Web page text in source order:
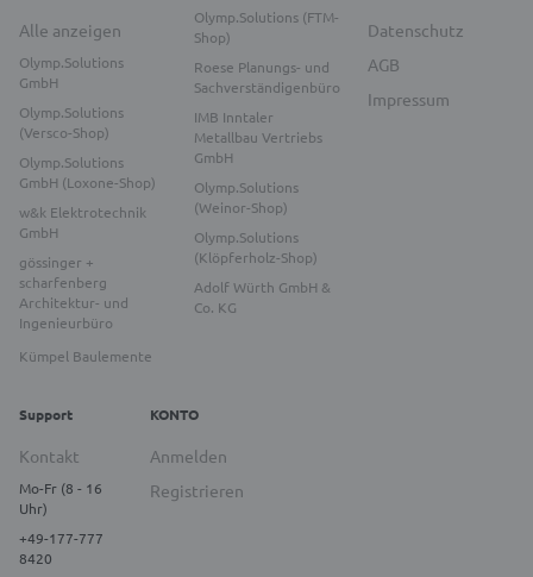
Alle anzeigen
Olymp.Solutions
GmbH
Olymp.Solutions
(Versco-Shop)
Olymp.Solutions
GmbH (Loxone-Shop)
w&k Elektrotechnik
GmbH
gössinger +
scharfenberg
Architektur- und
Ingenieurbüro
Kümpel Baulemente
Olymp.Solutions (FTM-
Shop)
Roese Planungs- und
Sachverständigenbüro
IMB Inntaler
Metallbau Vertriebs
GmbH
Olymp.Solutions
(Weinor-Shop)
Olymp.Solutions
(Klöpferholz-Shop)
Adolf Würth GmbH &
Co. KG
Datenschutz
AGB
Impressum
Support
Kontakt
Mo-Fr (8 - 16
Uhr)
+49-177-777
8420
KONTO
Anmelden
Registrieren